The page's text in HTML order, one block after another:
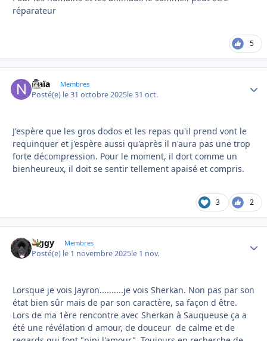
réparateur
5
Naïa Membres
Posté(e) le 31 octobre 2025le 31 oct.
J'espère que les gros dodos et les repas qu'il prend vont le
requinquer et j'espère aussi qu'après il n'aura pas une trop
forte décompression. Pour le moment, il dort comme un
bienheureux, il doit se sentir tellement apaisé et compris.
3 2
Ziggy Membres
Posté(e) le 1 novembre 2025le 1 nov.
Lorsque je vois Jayron..........je vois Sherkan. Non pas par son
état bien sûr mais de par son caractère, sa façon d être.
Lors de ma 1ère rencontre avec Sherkan à Sauqueuse ça a
été une révélation d amour, de douceur de calme et de